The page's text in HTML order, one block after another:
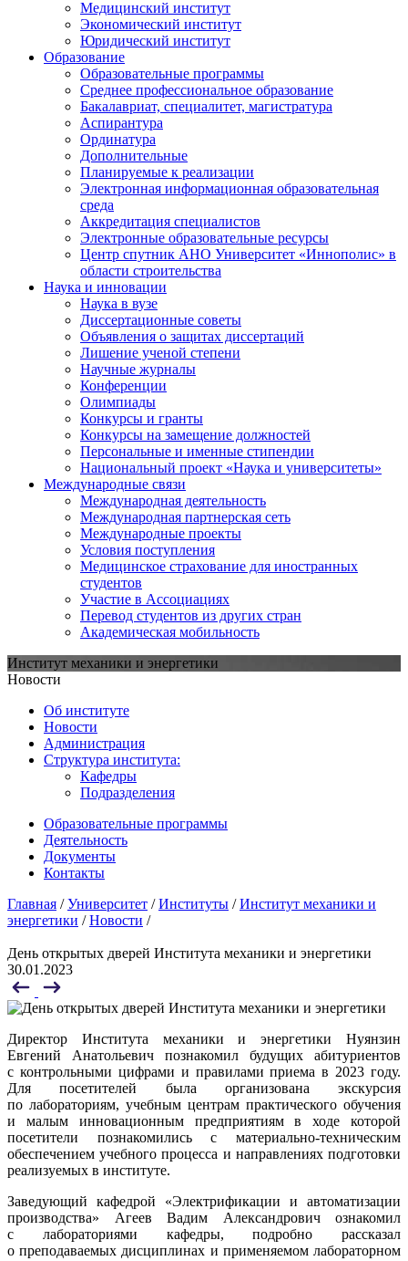
Медицинский институт
Экономический институт
Юридический институт
Образование
Образовательные программы
Среднее профессиональное образование
Бакалавриат, специалитет, магистратура
Аспирантура
Ординатура
Дополнительные
Планируемые к реализации
Электронная информационная образовательная
среда
Аккредитация специалистов
Электронные образовательные ресурсы
Центр спутник АНО Университет «Иннополис» в
области строительства
Наука и инновации
Наука в вузе
Диссертационные советы
Объявления о защитах диссертаций
Лишение ученой степени
Научные журналы
Конференции
Олимпиады
Конкурсы и гранты
Конкурсы на замещение должностей
Персональные и именные стипендии
Национальный проект «Наука и университеты»
Международные связи
Международная деятельность
Международная партнерская сеть
Международные проекты
Условия поступления
Медицинское страхование для иностранных
студентов
Участие в Ассоциациях
Перевод студентов из других стран
Академическая мобильность
Институт механики и энергетики
Новости
Об институте
Новости
Администрация
Структура института:
Кафедры
Подразделения
Образовательные программы
Деятельность
Документы
Контакты
Главная /Университет /Институты /Институт механики и
энергетики /Новости /
День открытых дверей Института механики и энергетики
30.01.2023
Директор Института механики и энергетики Нуянзин
Евгений Анатольевич познакомил будущих абитуриентов
с контрольными цифрами и правилами приема в 2023 году.
Для посетителей была организована экскурсия
по лабораториям, учебным центрам практического обучения
и малым инновационным предприятиям в ходе которой
посетители познакомились с материально-техническим
обеспечением учебного процесса и направлениях подготовки
реализуемых в институте.
Заведующий кафедрой «Электрификации и автоматизации
производства» Агеев Вадим Александрович ознакомил
с лабораториями кафедры, подробно рассказал
о преподаваемых дисциплинах и применяемом лабораторном